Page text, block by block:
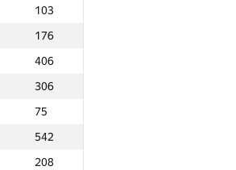
103
176
406
306
75
542
208
41
372
74
331
434
111
177